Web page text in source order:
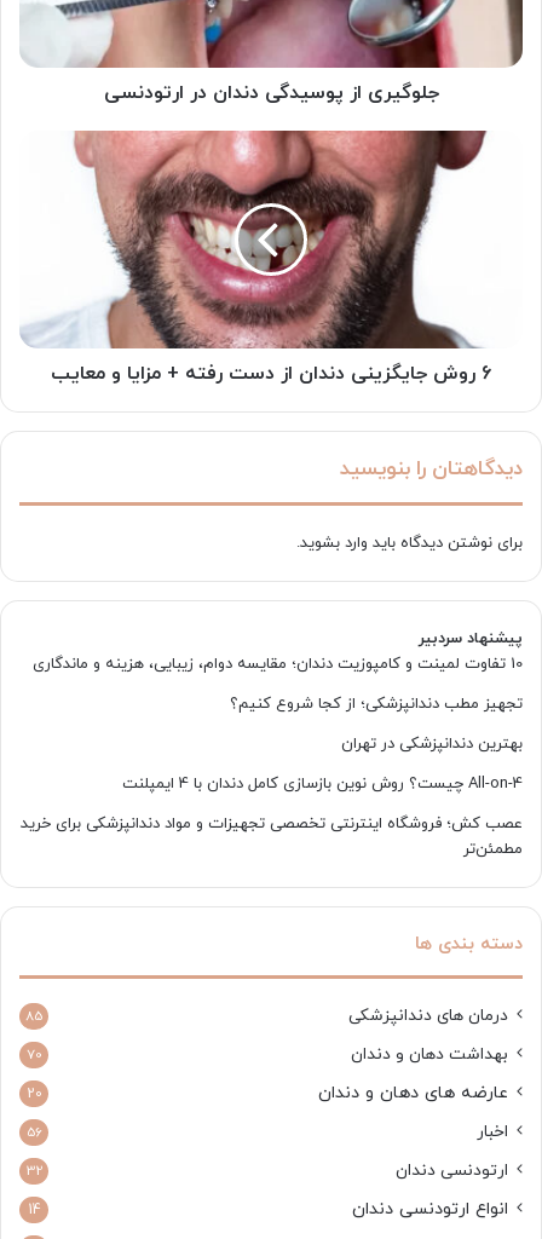
جلوگیری از پوسیدگی دندان در ارتودنسی
6 روش جایگزینی دندان از دست رفته + مزایا و معایب
دیدگاهتان را بنویسید
برای نوشتن دیدگاه باید وارد بشوید.
پیشنهاد سردبیر
10 تفاوت لمینت و کامپوزیت دندان؛ مقایسه دوام، زیبایی، هزینه و ماندگاری
تجهیز مطب دندانپزشکی؛ از کجا شروع کنیم؟
بهترین دندانپزشکی در تهران
All-on-4 چیست؟ روش نوین بازسازی کامل دندان با 4 ایمپلنت
عصب کش؛ فروشگاه اینترنتی تخصصی تجهیزات و مواد دندانپزشکی برای خرید
مطمئن‌تر
دسته بندی ها
درمان های دندانپزشکی 85
بهداشت دهان و دندان 70
عارضه های دهان و دندان 20
اخبار 56
ارتودنسی دندان 32
انواع ارتودنسی دندان 14